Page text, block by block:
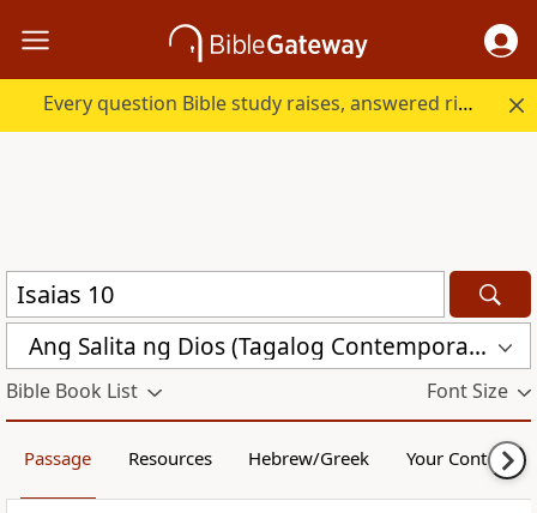
Every question Bible study raises, answered right here.
Ang Salita ng Dios (Tagalog Contemporary Bible) (ASND)
Bible Book List Font Size
Passage Resources Hebrew/Greek Your Content